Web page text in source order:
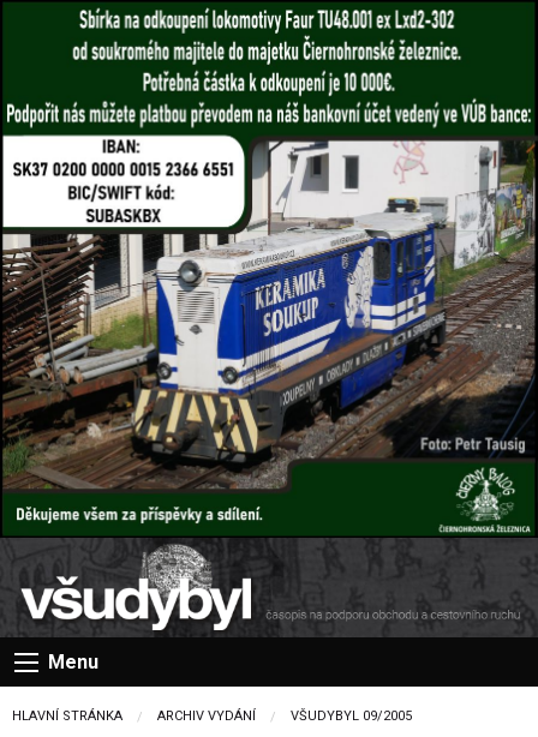
Menu
HLAVNÍ STRÁNKA ARCHIV VYDÁNÍ VŠUDYBYL 09/2005